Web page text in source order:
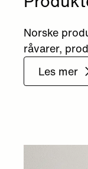
Norske
råvarer,
Les mer